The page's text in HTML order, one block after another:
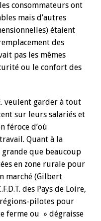
consommateurs ont
mais d’autres
étaient
des
pas les mêmes
ou le confort des
veulent garder à tout
sur leurs salariés et
féroce d’où
Quant à la
que beaucoup
en zone rurale pour
marché (Gilbert
des Pays de Loire,
pilotes pour
ferme ou » dégraisse